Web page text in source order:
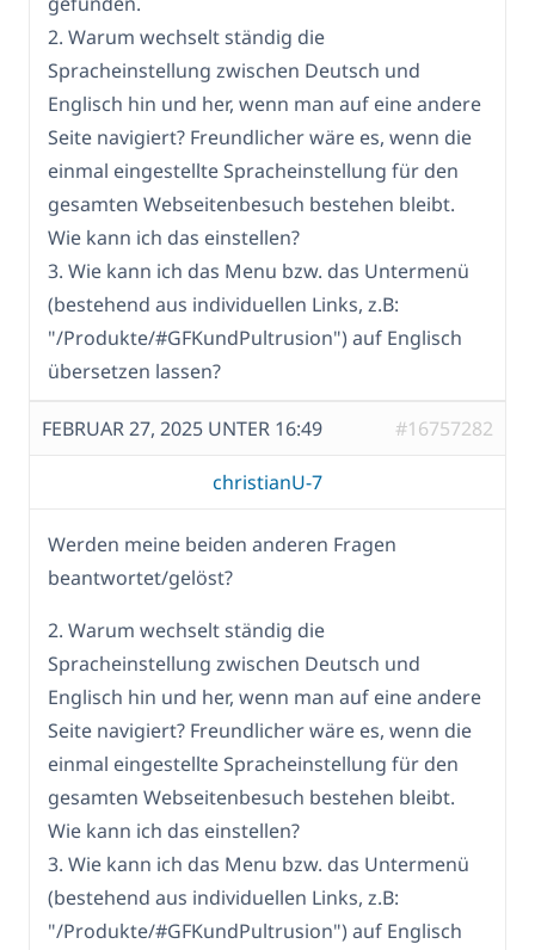
2. Warum wechselt ständig die
Spracheinstellung zwischen Deutsch und
Englisch hin und her, wenn man auf eine andere
Seite navigiert? Freundlicher wäre es, wenn die
einmal eingestellte Spracheinstellung für den
gesamten Webseitenbesuch bestehen bleibt.
Wie kann ich das einstellen?
3. Wie kann ich das Menu bzw. das Untermenü
(bestehend aus individuellen Links, z.B:
"/Produkte/#GFKundPultrusion") auf Englisch
übersetzen lassen?
FEBRUAR 27, 2025 UNTER 16:49 #16757282
christianU-7
Werden meine beiden anderen Fragen
beantwortet/gelöst?
2. Warum wechselt ständig die
Spracheinstellung zwischen Deutsch und
Englisch hin und her, wenn man auf eine andere
Seite navigiert? Freundlicher wäre es, wenn die
einmal eingestellte Spracheinstellung für den
gesamten Webseitenbesuch bestehen bleibt.
Wie kann ich das einstellen?
3. Wie kann ich das Menu bzw. das Untermenü
(bestehend aus individuellen Links, z.B:
"/Produkte/#GFKundPultrusion") auf Englisch